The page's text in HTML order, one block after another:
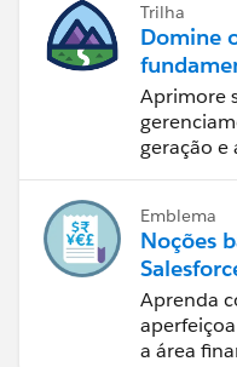
Trilha
Domine
Aprimore
geração e
Emblema
Noções
Aprenda
a área